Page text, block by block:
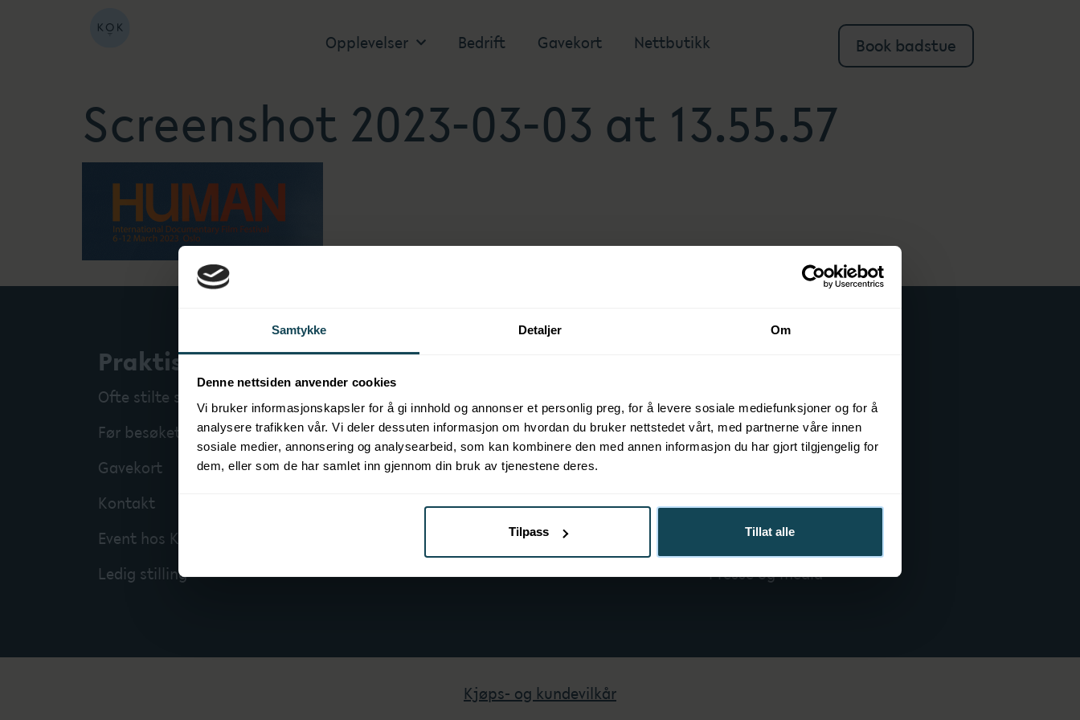
Samtykke Detaljer Om
Denne nettsiden anvender cookies
Vi bruker informasjonskapsler for å gi innhold og annonser et personlig preg, for å levere sosiale mediefunksjoner og for å
analysere trafikken vår. Vi deler dessuten informasjon om hvordan du bruker nettstedet vårt, med partnerne våre innen
sosiale medier, annonsering og analysearbeid, som kan kombinere den med annen informasjon du har gjort tilgjengelig for
dem, eller som de har samlet inn gjennom din bruk av tjenestene deres.
Tilpass Tillat alle
Opplevelser Bedrift Gavekort Nettbutikk Book badstue
Screenshot 2023-03-03 at 13.55.57
Praktisk info
Ofte stilte spørsmål
Før besøket på KOK
Gavekort
Kontakt
Event hos KOK
Ledig stilling
Bedrift og badstue
KOK Magazine
Bærekraft
Presse og media
Kjøps- og kundevilkår